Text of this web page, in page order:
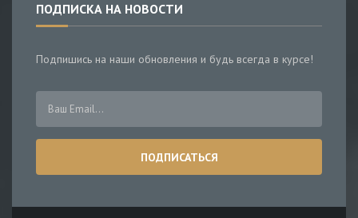
ПОДПИСКА НА НОВОСТИ
Подпишись на наши обновления и будь всегда в курсе!